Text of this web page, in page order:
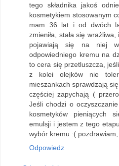
tego składnika jakoś
kosmetykiem stosowanym
mam 36 lat i od dwóch
zmieniła, stała się
pojawiają się na niej
odpowiedniego kremu na
to cera się przetluszcza,
z kolei olejków nie
mieszankach sprawdzają
częściej zapychają (
Jeśli chodzi o
kosmetyków pieniących
emulsji i jestem z tego
wybór kremu :( pozdrawiam,
Odpowiedz